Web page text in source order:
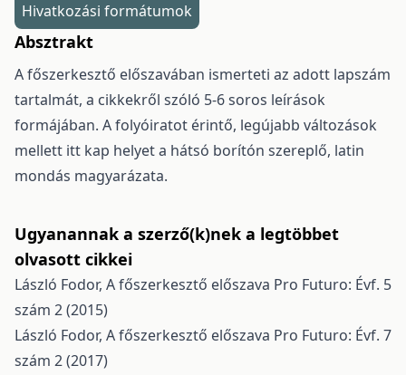
Hivatkozási formátumok
Absztrakt
A főszerkesztő előszavában ismerteti az adott lapszám
tartalmát, a cikkekről szóló 5-6 soros leírások
formájában. A folyóiratot érintő, legújabb változások
mellett itt kap helyet a hátsó borítón szereplő, latin
mondás magyarázata.
Ugyanannak a szerző(k)nek a legtöbbet
olvasott cikkei
László Fodor, A főszerkesztő előszava Pro Futuro: Évf. 5
szám 2 (2015)
László Fodor, A főszerkesztő előszava Pro Futuro: Évf. 7
szám 2 (2017)